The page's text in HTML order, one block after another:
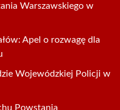
Warszawskiego w
Apel o rozwagę dla
Wojewódzkiej Policji w
Powstania